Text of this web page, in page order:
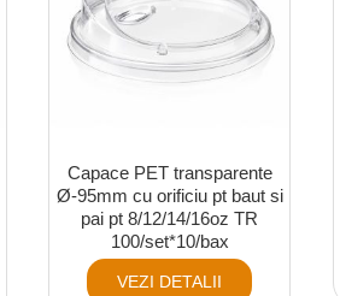
Capace PET transparente
Ø-95mm cu orificiu pt baut si
pai pt 8/12/14/16oz TR
100/set*10/bax
VEZI DETALII